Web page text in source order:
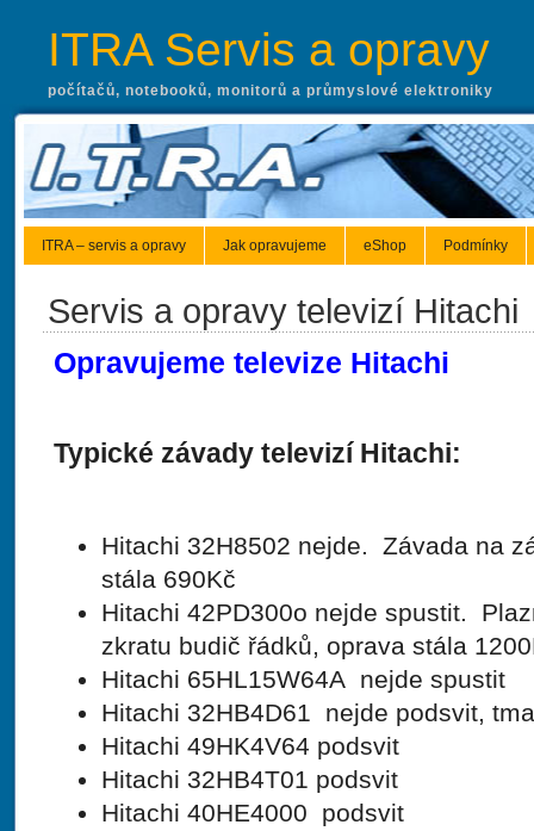
ITRA Servis a opravy
počítačů, notebooků, monitorů a průmyslové elektroniky
ITRA – servis a opravy Jak opravujeme eShop Podmínky
Servis a opravy televizí Hitachi
Opravujeme televize Hitachi
Typické závady televizí Hitachi:
Hitachi 32H8502 nejde. Závada na
stála 690Kč
Hitachi 42PD300o nejde spustit.
zkratu budič řádků, oprava stála
Hitachi 65HL15W64A nejde spustit
Hitachi 32HB4D61 nejde podsvit,
Hitachi 49HK4V64 podsvit
Hitachi 32HB4T01 podsvit
Hitachi 40HE4000 podsvit